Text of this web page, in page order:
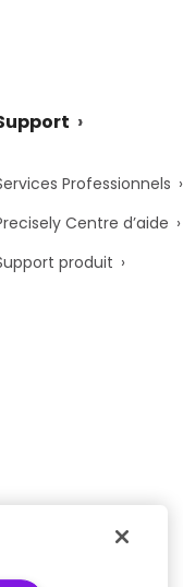
Professionnels
Centre d’aide
produit